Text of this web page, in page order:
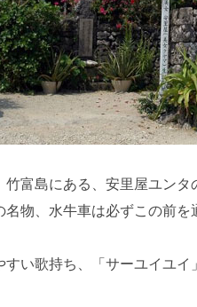
竹富島にある、安里屋ユンタ
名物、水牛車は必ずこの前を
すい歌持ち、「サーユイユイ